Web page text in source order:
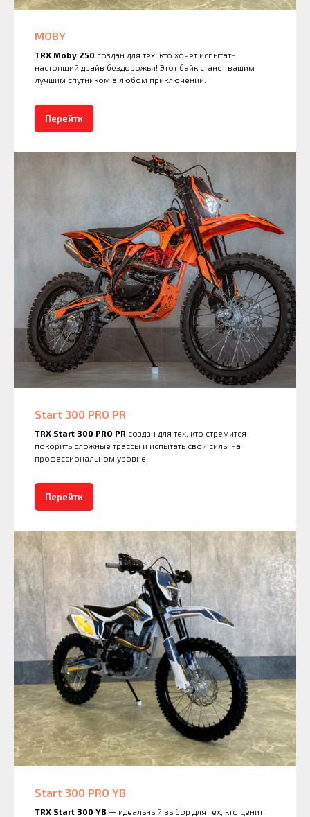
MOBY
TRX Moby 250 создан для тех, кто хочет испытать
настоящий драйв бездорожья! Этот байк станет вашим
лучшим спутником в любом приключении.
Перейти
Start 300 PRO PR
TRX Start 300 PRO PR создан для тех, кто стремится
покорить сложные трассы и испытать свои силы на
профессиональном уровне.
Перейти
Start 300 PRO YB
TRX Start 300 YB — идеальный выбор для тех, кто ценит